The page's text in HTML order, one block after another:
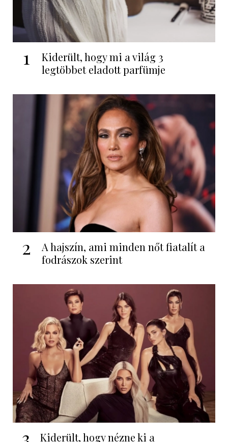
1
Kiderült, hogy mi a világ 3
legtöbbet eladott parfümje
2
A hajszín, ami minden nőt fiatalít a
fodrászok szerint
Kiderült, hogy nézne ki a